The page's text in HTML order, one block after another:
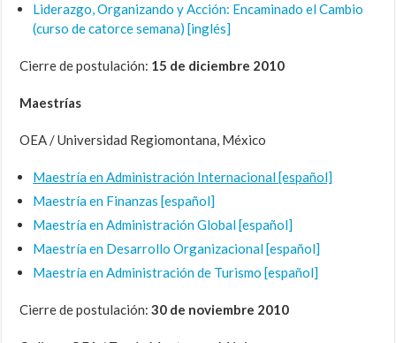
Liderazgo, Organizando y Acción: Encaminado el Cambio
(curso de catorce semana) [inglés]
Cierre de postulación: 15 de diciembre 2010
Maestrías
OEA / Universidad Regiomontana, México
Maestría en Administración Internacional [español]
Maestría en Finanzas [español]
Maestría en Administración Global [español]
Maestría en Desarrollo Organizacional [español]
Maestría en Administración de Turismo [español]
Cierre de postulación:30 de noviembre 2010